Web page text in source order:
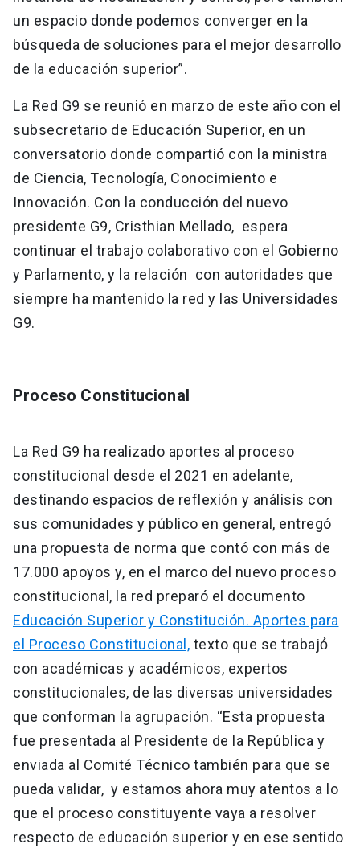
un espacio donde podemos converger en la
búsqueda de soluciones para el mejor desarrollo
de la educación superior”.
La Red G9 se reunió en marzo de este año con el
subsecretario de Educación Superior, en un
conversatorio donde compartió con la ministra
de Ciencia, Tecnología, Conocimiento e
Innovación. Con la conducción del nuevo
presidente G9, Cristhian Mellado, espera
continuar el trabajo colaborativo con el Gobierno
y Parlamento, y la relación con autoridades que
siempre ha mantenido la red y las Universidades
G9.
Proceso Constitucional
La Red G9 ha realizado aportes al proceso
constitucional desde el 2021 en adelante,
destinando espacios de reflexión y análisis con
sus comunidades y público en general, entregó
una propuesta de norma que contó con más de
17.000 apoyos y, en el marco del nuevo proceso
constitucional, la red preparó el documento
Educación Superior y Constitución. Aportes para
el Proceso Constitucional, texto que se trabajó́
con académicas y académicos, expertos
constitucionales, de las diversas universidades
que conforman la agrupación. “Esta propuesta
fue presentada al Presidente de la República y
enviada al Comité Técnico también para que se
pueda validar, y estamos ahora muy atentos a lo
que el proceso constituyente vaya a resolver
respecto de educación superior y en ese sentido